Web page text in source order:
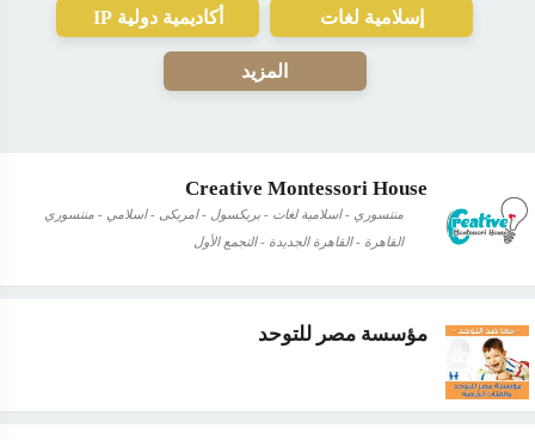
إسلامية لغات أكاديمية دولية IP
المزيد
Creative Montessori House
منتسوري - اسلامية لغات - بريكسول - امريكى - اسلامي - منتسوري
القاهرة - القاهرة الجديدة - التجمع الأول
مؤسسة مصر للتوحد